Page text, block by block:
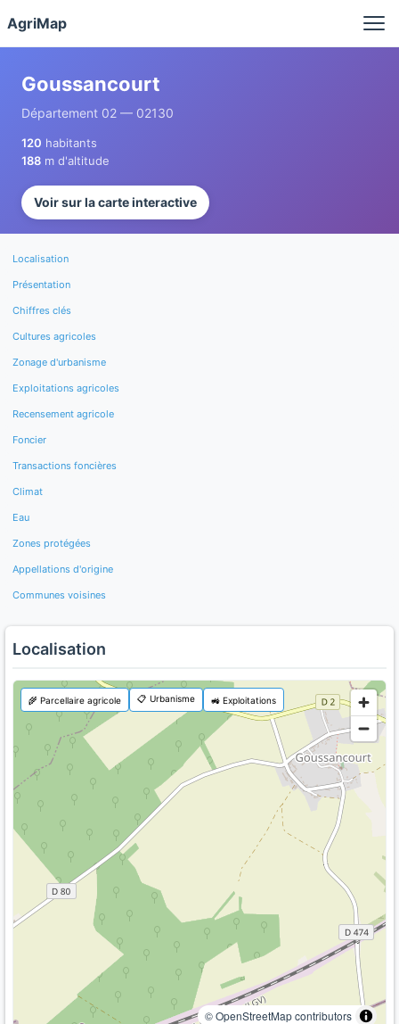
AgriMap
Goussancourt
Département 02 — 02130
120 habitants
188 m d'altitude
Voir sur la carte interactive
Localisation
Présentation
Chiffres clés
Cultures agricoles
Zonage d'urbanisme
Exploitations agricoles
Recensement agricole
Foncier
Transactions foncières
Climat
Eau
Zones protégées
Appellations d'origine
Communes voisines
Localisation
© OpenStreetMap contributors
🌾 Parcellaire agricole 📋 Urbanisme 🚜 Exploitations